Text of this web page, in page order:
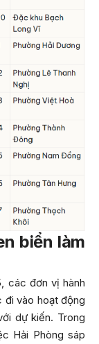
biển làm
các đơn vị hành
đi vào hoạt động
dự kiến. Trong
Hải Phòng sáp